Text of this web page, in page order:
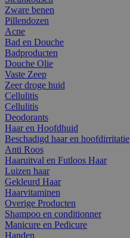
Zware benen
Pillendozen
Acne
Bad en Douche
Badproducten
Douche Olie
Vaste Zeep
Zeer droge huid
Cellulitis
Cellulitis
Deodorants
Haar en Hoofdhuid
Beschadigd haar en hoofdirritatie
Anti Roos
Haaruitval en Futloos Haar
Luizen haar
Gekleurd Haar
Haarvitaminen
Overige Producten
Shampoo en conditionner
Manicure en Pedicure
Handen